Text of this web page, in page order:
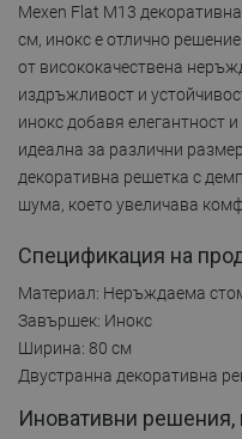
Mexen Flat M13
см, инокс е отлично
от висококачествена
издръжливост и
инокс добавя елегантност
идеална за различни
декоративна решетка с
шума, което увеличава
Спецификация на
Материал: Неръждаема
Завършек: Инокс
Ширина: 80 см
Двустранна декоративна
Иновативни решения,